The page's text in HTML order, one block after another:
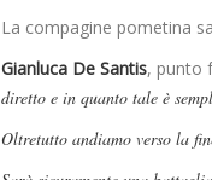
La compagine pometina
Gianluca De Santis, punto
diretto e in quanto tale è
Oltretutto andiamo verso la